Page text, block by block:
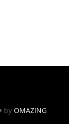
byOMAZING